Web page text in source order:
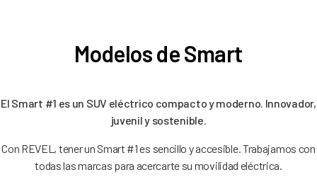
Modelos de Smart
El Smart #1 es un SUV eléctrico compacto y moderno. Innovador,
juvenil y sostenible.
Con REVEL, tener un Smart #1 es sencillo y accesible. Trabajamos con
todas las marcas para acercarte su movilidad eléctrica.